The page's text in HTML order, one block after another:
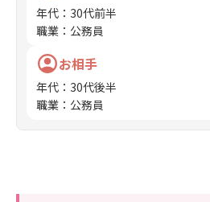
年代 ： 30代前半
職業 ： 公務員
お相手
年代 ： 30代後半
職業 ： 公務員